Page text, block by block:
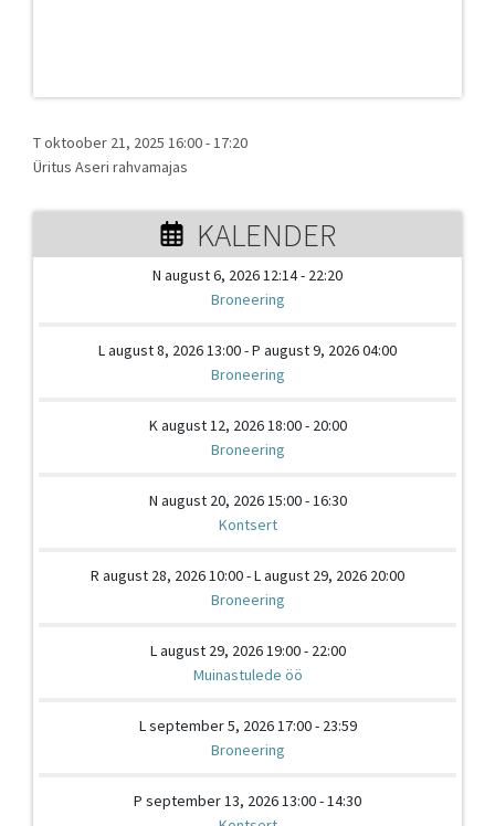
T oktoober 21, 2025 16:00- 17:20
Üritus Aseri rahvamajas
KALENDER
N august 6, 2026 12:14 - 22:20
Broneering
L august 8, 2026 13:00 - P august 9, 2026 04:00
Broneering
K august 12, 2026 18:00 - 20:00
Broneering
N august 20, 2026 15:00 - 16:30
Kontsert
R august 28, 2026 10:00 - L august 29, 2026 20:00
Broneering
L august 29, 2026 19:00 - 22:00
Muinastulede öö
L september 5, 2026 17:00 - 23:59
Broneering
P september 13, 2026 13:00 - 14:30